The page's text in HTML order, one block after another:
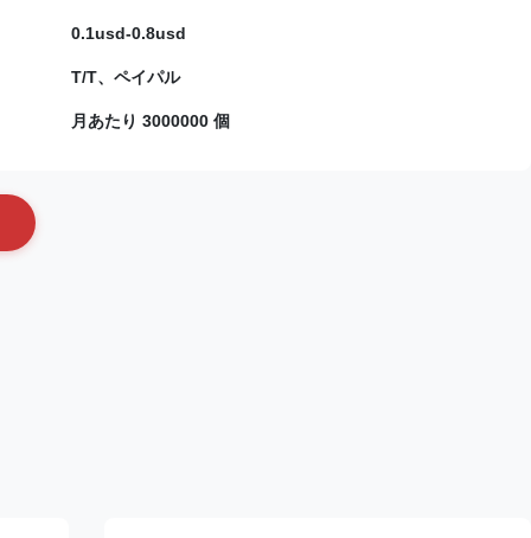
0.1usd-0.8usd
T/T、ペイパル
月あたり 3000000 個